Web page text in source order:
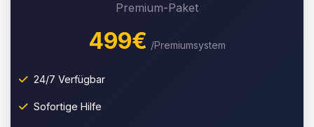
Premium-Paket
499€ /Premiumsystem
24/7 Verfügbar
Sofortige Hilfe